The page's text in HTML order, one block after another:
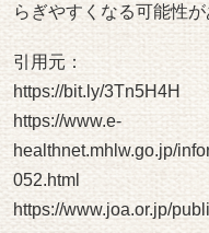
らぎやすくなる可能性
引用元：
https://bit.ly/3Tn5H4H
https://www.e-
healthnet.mhlw.go.jp/
052.html
https://www.joa.or.jp/